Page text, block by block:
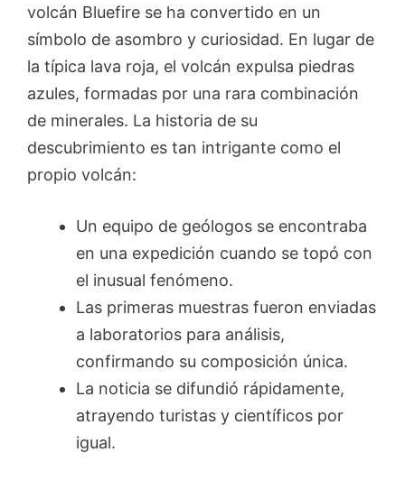
volcán Bluefire se ha convertido en un
símbolo de asombro y curiosidad. En lugar de
la típica lava roja, el volcán expulsa piedras
azules, formadas por una rara combinación
de minerales. La historia de su
descubrimiento es tan intrigante como el
propio volcán:
Un equipo de geólogos se encontraba
en una expedición cuando se topó con
el inusual fenómeno.
Las primeras muestras fueron enviadas
a laboratorios para análisis,
confirmando su composición única.
La noticia se difundió rápidamente,
atrayendo turistas y científicos por
igual.